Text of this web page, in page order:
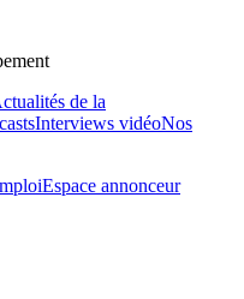
de la
Interviews vidéoNos
Espace annonceur